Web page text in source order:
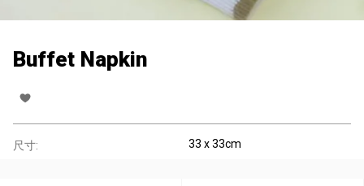
Buffet Napkin
尺寸: 33 x 33cm